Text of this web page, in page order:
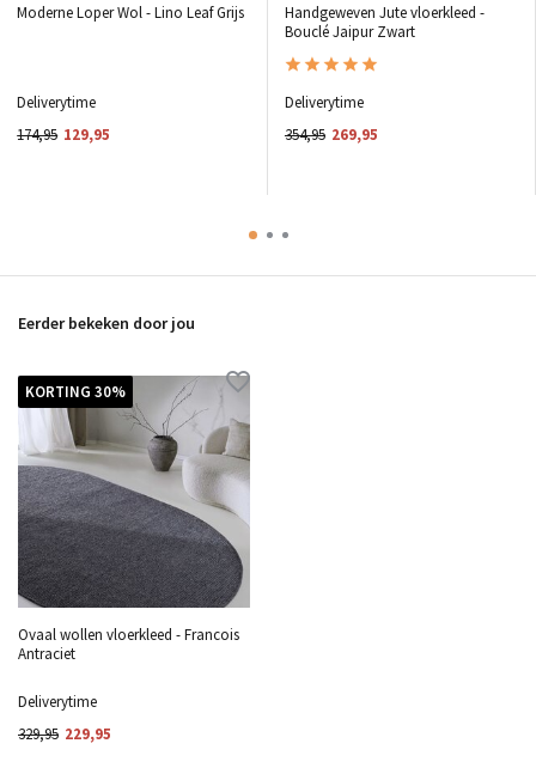
Moderne Loper Wol - Lino Leaf Grijs
Deliverytime
174,95 129,95
Handgeweven Jute vloerkleed -
Bouclé Jaipur Zwart
Deliverytime
354,95 269,95
Eerder bekeken door jou
KORTING 30%
Ovaal wollen vloerkleed - Francois
Antraciet
Deliverytime
329,95 229,95